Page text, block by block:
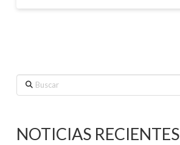
Buscar
NOTICIAS RECIENTES